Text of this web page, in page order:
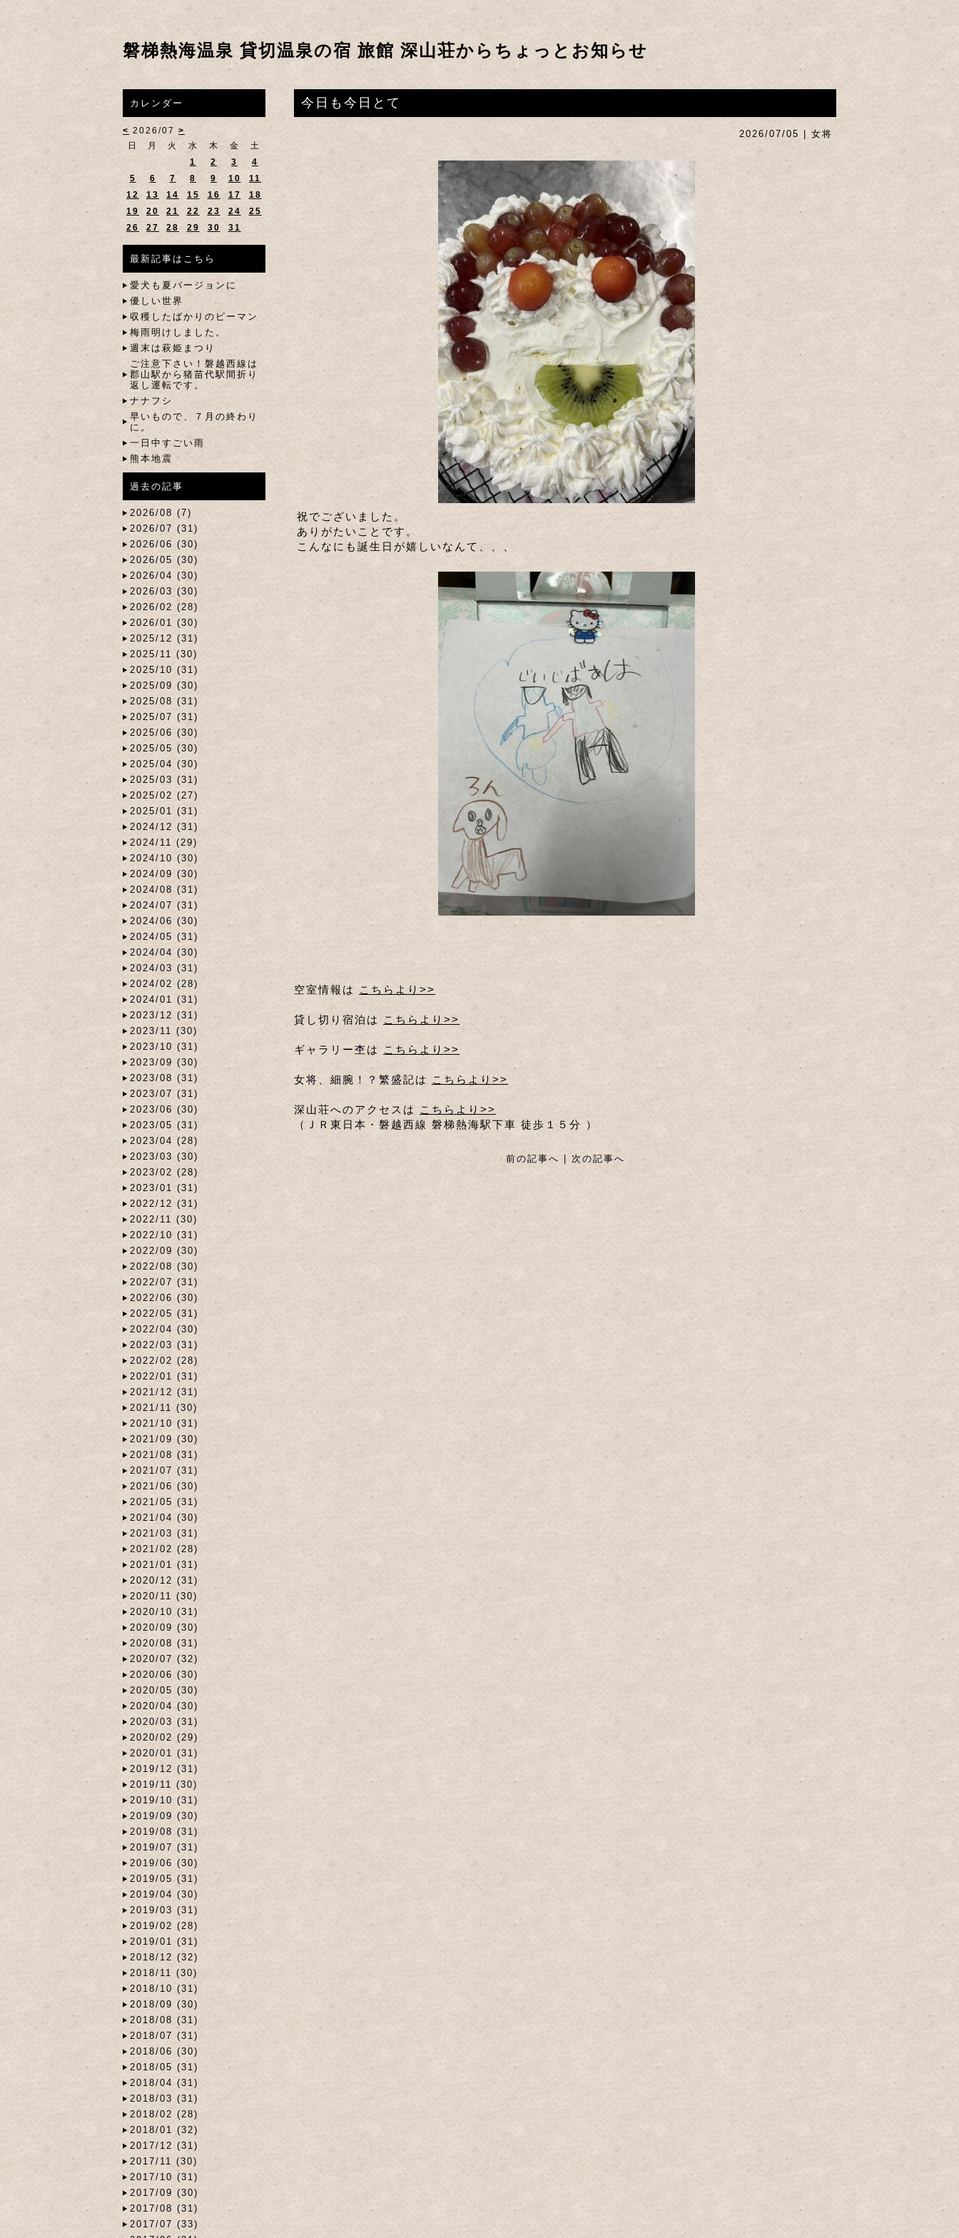
磐梯熱海温泉 貸切温泉の宿 旅館 深山荘からちょっとお知らせ
今日も今日とて
2026/07/05 | 女将
祝でございました。
ありがたいことです。
こんなにも誕生日が嬉しいなんて、、、
空室情報は こちらより>>
貸し切り宿泊は こちらより>>
ギャラリー杢は こちらより>>
女将、細腕！？繁盛記は こちらより>>
深山荘へのアクセスは
こちらより>>
（ＪＲ東日本・磐越西線 磐梯熱海駅下車 徒歩１５分 ）
前の記事へ 次の記事へ
カレンダー
< 2026/07 >
日
月 火 水 木 金
土
1
2 3
4
5
6 7 8 9 10
11
12
13 14 15 16 17
18
19
20 21 22 23 24
25
26
27 28 29 30 31
最新記事はこちら
愛犬も夏バージョンに
優しい世界
収穫したばかりのピーマン
梅雨明けしました。
週末は萩姫まつり
ご注意下さい！磐越西線は
郡山駅から猪苗代駅間折り
返し運転です。
ナナフシ
早いもので、７月の終わり
に。
一日中すごい雨
熊本地震
過去の記事
2026/08 (7)
2026/07 (31)
2026/06 (30)
2026/05 (30)
2026/04 (30)
2026/03 (30)
2026/02 (28)
2026/01 (30)
2025/12 (31)
2025/11 (30)
2025/10 (31)
2025/09 (30)
2025/08 (31)
2025/07 (31)
2025/06 (30)
2025/05 (30)
2025/04 (30)
2025/03 (31)
2025/02 (27)
2025/01 (31)
2024/12 (31)
2024/11 (29)
2024/10 (30)
2024/09 (30)
2024/08 (31)
2024/07 (31)
2024/06 (30)
2024/05 (31)
2024/04 (30)
2024/03 (31)
2024/02 (28)
2024/01 (31)
2023/12 (31)
2023/11 (30)
2023/10 (31)
2023/09 (30)
2023/08 (31)
2023/07 (31)
2023/06 (30)
2023/05 (31)
2023/04 (28)
2023/03 (30)
2023/02 (28)
2023/01 (31)
2022/12 (31)
2022/11 (30)
2022/10 (31)
2022/09 (30)
2022/08 (30)
2022/07 (31)
2022/06 (30)
2022/05 (31)
2022/04 (30)
2022/03 (31)
2022/02 (28)
2022/01 (31)
2021/12 (31)
2021/11 (30)
2021/10 (31)
2021/09 (30)
2021/08 (31)
2021/07 (31)
2021/06 (30)
2021/05 (31)
2021/04 (30)
2021/03 (31)
2021/02 (28)
2021/01 (31)
2020/12 (31)
2020/11 (30)
2020/10 (31)
2020/09 (30)
2020/08 (31)
2020/07 (32)
2020/06 (30)
2020/05 (30)
2020/04 (30)
2020/03 (31)
2020/02 (29)
2020/01 (31)
2019/12 (31)
2019/11 (30)
2019/10 (31)
2019/09 (30)
2019/08 (31)
2019/07 (31)
2019/06 (30)
2019/05 (31)
2019/04 (30)
2019/03 (31)
2019/02 (28)
2019/01 (31)
2018/12 (32)
2018/11 (30)
2018/10 (31)
2018/09 (30)
2018/08 (31)
2018/07 (31)
2018/06 (30)
2018/05 (31)
2018/04 (31)
2018/03 (31)
2018/02 (28)
2018/01 (32)
2017/12 (31)
2017/11 (30)
2017/10 (31)
2017/09 (30)
2017/08 (31)
2017/07 (33)